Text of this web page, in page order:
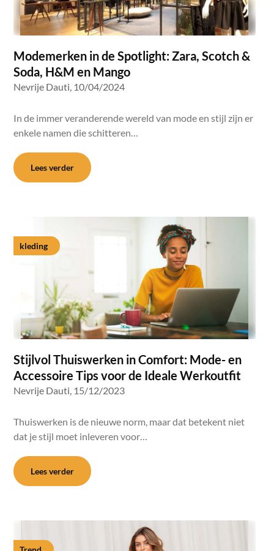
Modemerken in de Spotlight: Zara, Scotch &
Soda, H&M en Mango
Nevrije Dauti, 10/04/2024
In de immer veranderende wereld van mode en stijl zijn er
enkele namen die schitteren…
Lees verder
kleding
Stijlvol Thuiswerken in Comfort: Mode- en
Accessoire Tips voor de Ideale Werkoutfit
Nevrije Dauti, 15/12/2023
Thuiswerken is de nieuwe norm, maar dat betekent niet
dat je stijl moet inleveren voor…
Lees verder